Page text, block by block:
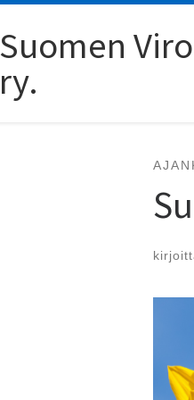
Suomen
ry.